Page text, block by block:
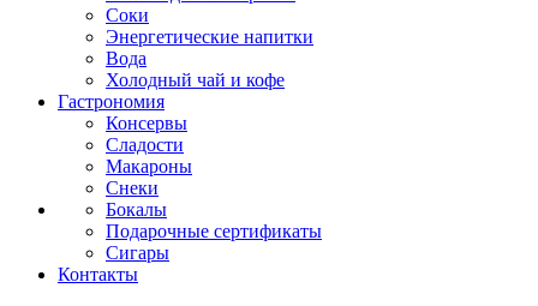
Соки
Энергетические напитки
Вода
Холодный чай и кофе
Гастрономия
Консервы
Сладости
Макароны
Снеки
Бокалы
Подарочные сертификаты
Сигары
Контакты